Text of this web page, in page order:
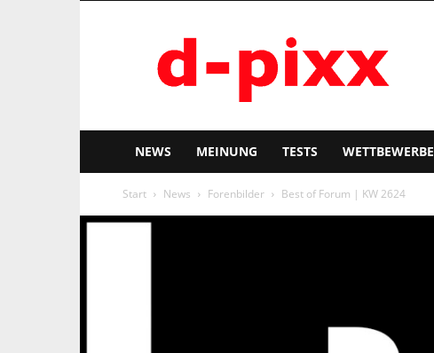
pixx
NEWS MEINUNG TESTS WETTBEWERBE
Start News Forenbilder Best of Forum | KW 2624